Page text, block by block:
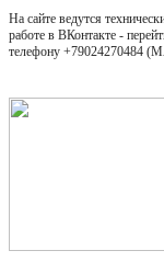
На сайте ведутся
работе в ВКонтакте -
телефону +79024270484